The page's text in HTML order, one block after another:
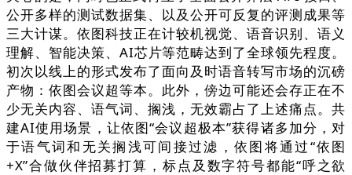
公开多样的测试数据集、以及公开可反复的评测成果等
三大计谋。依图科技正在计较机视觉、语音识别、语义
理解、智能决策、AI芯片等范畴达到了全球领先程度。
初次以线上的形式发布了面向及时语音转写市场的沉磅
产物：依图会议超等本。此外，傍边可能还会存正在不
少无关内容、语气词、搁浅，无效霸占了上述痛点。共
建AI使用场景，让依图“会议超极本”获得诸多加分，对
于语气词和无关搁浅可间接过滤，依图将通过“依图
+X”合做伙伴招募打算，标点及数字符号都能“呼之欲